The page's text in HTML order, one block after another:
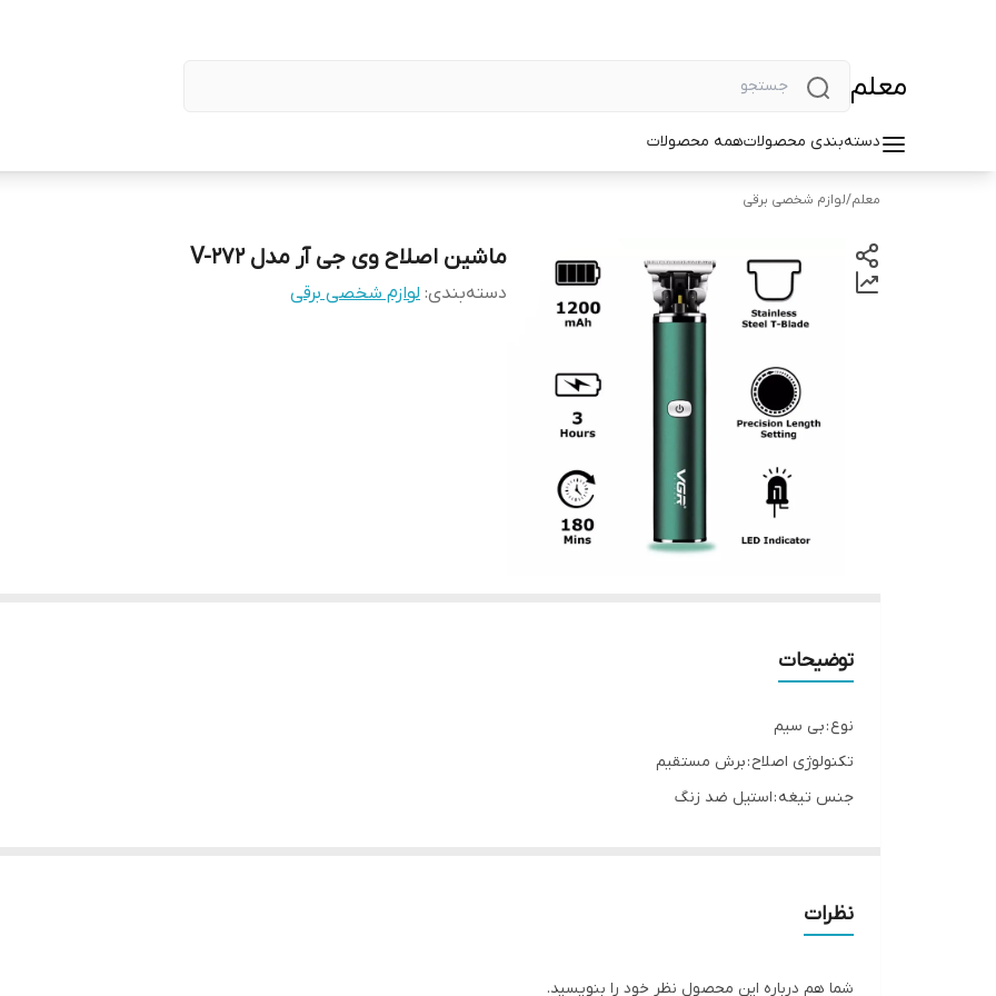
معلم
دسته‌بندی محصولاتهمه محصولات
معلم/لوازم شخصی برقی
ماشین اصلاح وی جی آر مدل V-272
دسته‌بندی: لوازم شخصی برقی
توضیحات
نوع : بی سیم
تکنولوژی اصلاح : برش مستقیم
جنس تیغه : استیل ضد زنگ
قابل استفاده : 120 دقیقه
نمایشگر : نشانگر شارژ ال ای دی
نظرات
شما هم درباره این محصول نظر خود را بنویسید.